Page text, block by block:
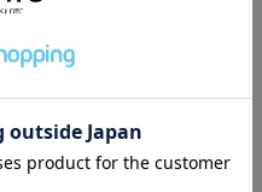
【水晶】お洒落なオーナメント
1,000円